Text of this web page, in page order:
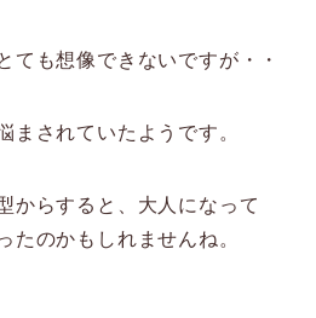
ても想像できないですが・・
まされていたようです。
からすると、大人になって
たのかもしれませんね。